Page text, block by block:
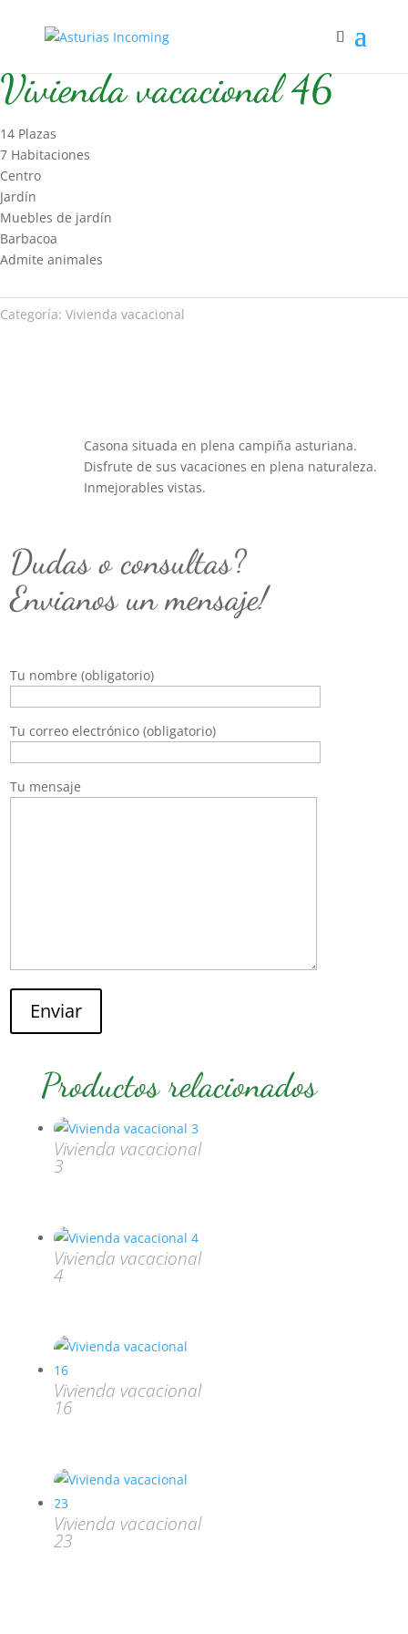
Vivienda vacacional 46
14 Plazas
7 Habitaciones
Centro
Jardín
Muebles de jardín
Barbacoa
Admite animales
Categoría: Vivienda vacacional
Casona situada en plena campiña asturiana.
Disfrute de sus vacaciones en plena naturaleza.
Inmejorables vistas.
Dudas o consultas?
Envianos un mensaje!
Tu nombre (obligatorio)
Tu correo electrónico (obligatorio)
Tu mensaje
Enviar
Productos relacionados
Vivienda vacacional
3
Vivienda vacacional
4
Vivienda vacacional
16
Vivienda vacacional
23